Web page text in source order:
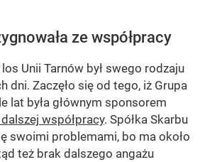
ze współpracy
Unii Tarnów był swego rodzaju
dni. Zaczęło się od tego, iż Grupa
lat była głównym sponsorem
współpracy. Spółka Skarbu
swoimi problemami, bo ma około
też brak dalszego angażu